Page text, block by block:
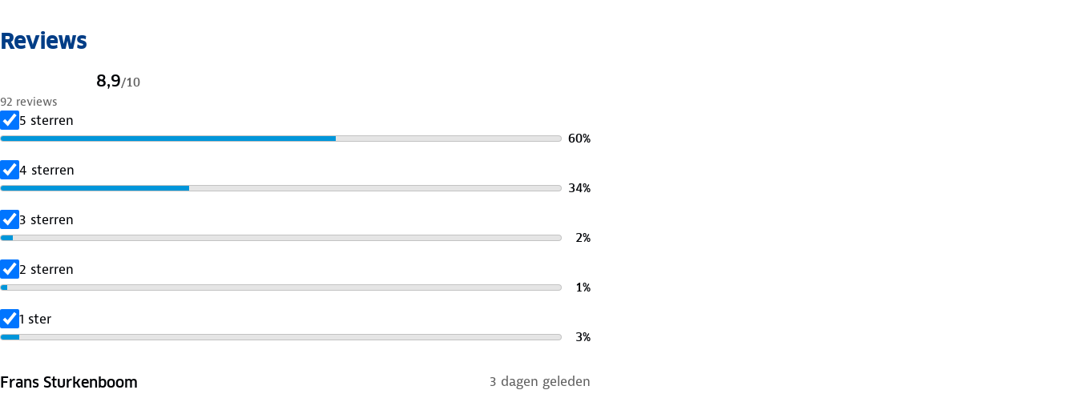
Reviews
8,9/10
92 reviews
5 sterren
60%
4 sterren
34%
3 sterren
2%
2 sterren
1%
1 ster
3%
Frans Sturkenboom 3 dagen geleden